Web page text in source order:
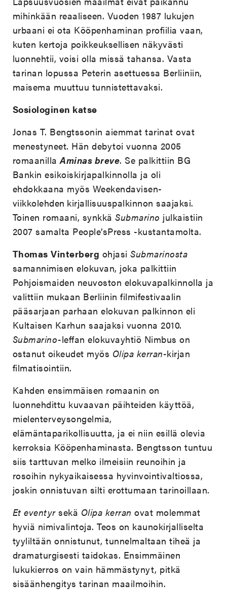
mihinkään reaaliseen. Vuoden 1987 lukujen
urbaani ei ota Kööpenhaminan profiilia vaan,
kuten kertoja poikkeuksellisen näkyvästi
luonnehtii, voisi olla missä tahansa. Vasta
tarinan lopussa Peterin asettuessa Berliiniin,
maisema muuttuu tunnistettavaksi.
Sosiologinen katse
Jonas T. Bengtssonin aiemmat tarinat ovat
menestyneet. Hän debytoi vuonna 2005
romaanillaAminas breve. Se palkittiin BG
Bankin esikoiskirjapalkinnolla ja oli
ehdokkaana myös Weekendavisen-
viikkolehden kirjallisuuspalkinnon saajaksi.
Toinen romaani, synkkäSubmarino julkaistiin
2007 samalta People’sPress -kustantamolta.
Thomas Vinterberg ohjasiSubmarinosta
samannimisen elokuvan, joka palkittiin
Pohjoismaiden neuvoston elokuvapalkinnolla ja
valittiin mukaan Berliinin filmifestivaalin
pääsarjaan parhaan elokuvan palkinnon eli
Kultaisen Karhun saajaksi vuonna 2010.
Submarino-leffan elokuvayhtiö Nimbus on
ostanut oikeudet myös Olipa kerran-kirjan
filmatisointiin.
Kahden ensimmäisen romaanin on
luonnehdittu kuvaavan päihteiden käyttöä,
mielenterveysongelmia,
elämäntaparikollisuutta, ja ei niin esillä olevia
kerroksia Kööpenhaminasta. Bengtsson tuntuu
siis tarttuvan melko ilmeisiin reunoihin ja
rosoihin nykyaikaisessa hyvinvointivaltiossa,
joskin onnistuvan silti erottumaan tarinoillaan.
Et eventyrsekä Olipa kerran ovat molemmat
hyviä nimivalintoja. Teos on kaunokirjalliselta
tyyliltään onnistunut, tunnelmaltaan tiheä ja
dramaturgisesti taidokas. Ensimmäinen
lukukierros on vain hämmästynyt, pitkä
sisäänhengitys tarinan maailmoihin.